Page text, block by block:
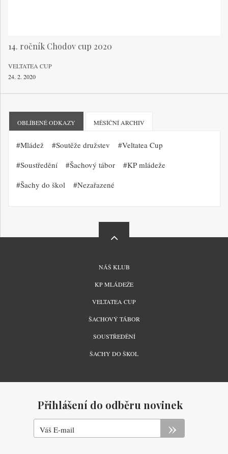
14. ročník Chodov cup 2020
VELTATEA CUP
24. 2. 2020
OBLÍBENÉ ODKAZY MĚSÍČNÍ ARCHIV
Mládež Soutěže družstev
Veltatea Cup
Soustředění
Šachový tábor
KP mládeže
Šachy do škol
Nezařazené
NÁŠ KLUB
KP MLÁDEŽE
VELTATEA CUP
ŠACHOVÝ TÁBOR
SOUSTŘEDĚNÍ
ŠACHY DO ŠKOL
Přihlášení do odběru novinek
Váš E-mail